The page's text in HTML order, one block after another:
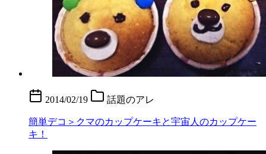
2014/02/19 話題のアレ
簡単デコ＞クマのカップケーキと宇宙人のカップケー
キ！